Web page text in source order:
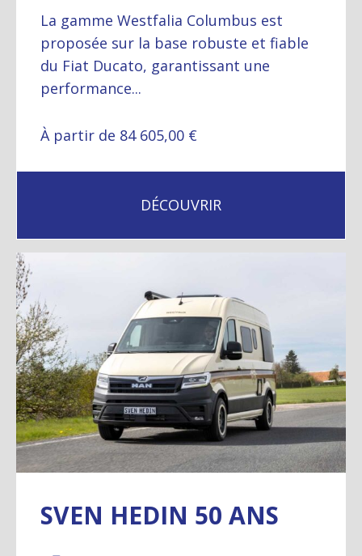
La gamme Westfalia Columbus est
proposée sur la base robuste et fiable
du Fiat Ducato, garantissant une
performance...
À partir de 84 605,00 €
DÉCOUVRIR
SVEN HEDIN 50 ANS